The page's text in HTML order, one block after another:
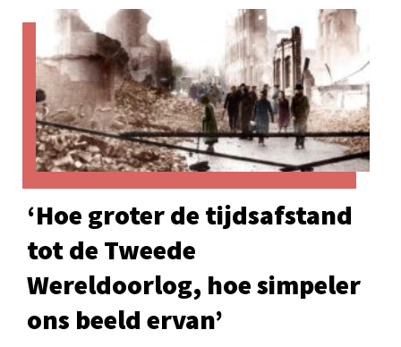
‘Hoe groter de tijdsafstand
tot de Tweede
Wereldoorlog, hoe simpeler
ons beeld ervan’